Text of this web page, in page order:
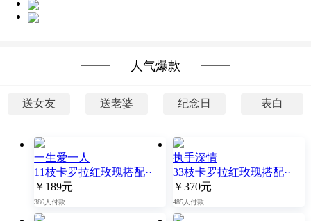
人气爆款
送女友 送老婆 纪念日 表白
一生爱一人
11枝卡罗拉红玫瑰搭配··
￥189元
386人付款
执手深情
33枝卡罗拉红玫瑰搭配··
￥370元
485人付款